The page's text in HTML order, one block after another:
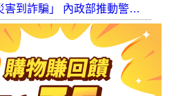
「從災害到詐騙」 內政部推動警大轉型強化災防與偵查能力